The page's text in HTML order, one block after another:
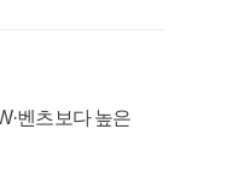
벤츠보다 높은